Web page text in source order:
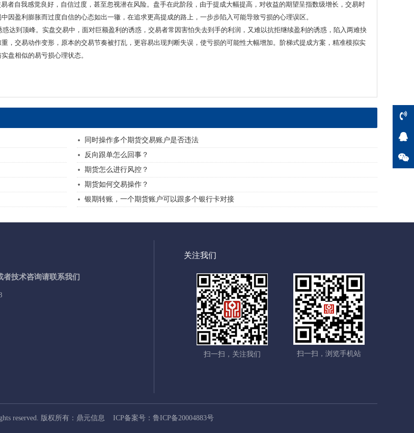
者自我感觉良好，自信过度，甚至忽视潜在风险。盘手在此阶段，由于提成大幅提高，对收益的期望呈指数级增长，交易时
盈利膨胀而过度自信的心态如出一辙，在追求更高提成的路上，一步步陷入可能导致亏损的心理误区。
达到顶峰。实盘交易中，面对巨额盈利的诱惑，交易者常因害怕失去到手的利润，又难以抗拒继续盈利的诱惑，陷入两难抉
，交易动作变形，原本的交易节奏被打乱，更容易出现判断失误，使亏损的可能性大幅增加。阶梯式提成方案，精准模拟实
盘相似的易亏损心理状态。
同时操作多个期货交易账户是否违法
反向跟单怎么回事？
期货怎么进行风控？
期货如何交易操作？
银期转账，一个期货账户可以跟多个银行卡对接
者技术咨询请联系我们
关注我们
扫一扫，关注我们 扫一扫，浏览手机站
reserved. 版权所有：鼎元信息 ICP备案号： 鲁ICP备20004883号